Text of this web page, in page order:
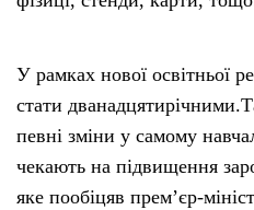
У рамках нової освітньої
стати
певні зміни у самому
чекають на підвищення
яке пообіцяв прем’єр-